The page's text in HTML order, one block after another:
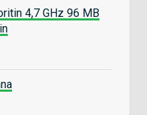
4,7 GHz 96 MB